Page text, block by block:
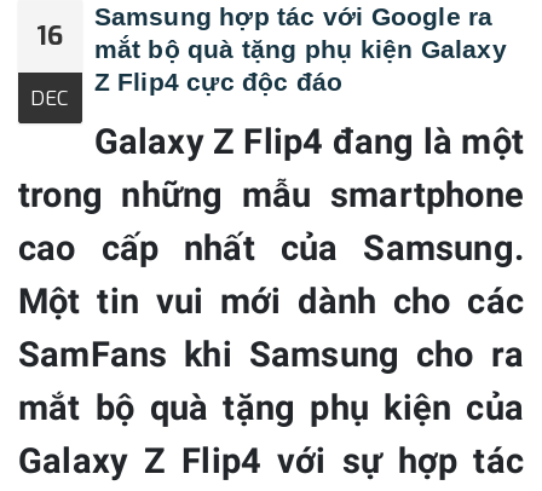
16
DEC
Samsung hợp tác với Google ra
mắt bộ quà tặng phụ kiện Galaxy
Z Flip4 cực độc đáo
Galaxy Z Flip4 đang là một
trong những mẫu smartphone
cao cấp nhất của Samsung.
Một tin vui mới dành cho các
SamFans khi Samsung cho ra
mắt bộ quà tặng phụ kiện của
Galaxy Z Flip4 với sự hợp tác